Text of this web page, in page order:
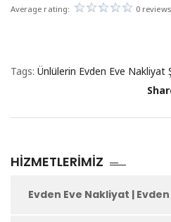
Average rating:
0 reviews
Tags: Ünlülerin Evden Eve Nakliyat
HIZMETLERIMIZ
Evden Eve Nakliyat | Evden